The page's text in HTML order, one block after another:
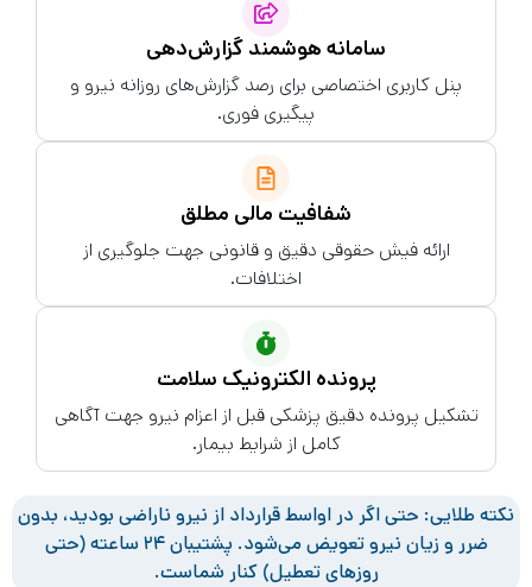
سامانه هوشمند گزارش‌دهی
پنل کاربری اختصاصی برای رصد گزارش‌های روزانه نیرو و
پیگیری فوری.
شفافیت مالی مطلق
ارائه فیش حقوقی دقیق و قانونی جهت جلوگیری از
اختلافات.
پرونده الکترونیک سلامت
تشکیل پرونده دقیق پزشکی قبل از اعزام نیرو جهت آگاهی
کامل از شرایط بیمار.
نکته طلایی: حتی اگر در اواسط قرارداد از نیرو ناراضی بودید، بدون
ضرر و زیان نیرو تعویض می‌شود. پشتیبان ۲۴ ساعته (حتی
روزهای تعطیل) کنار شماست.